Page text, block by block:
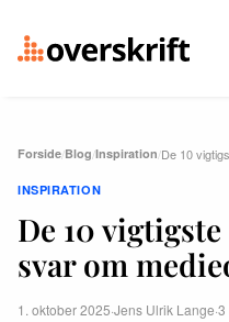
Forside/Blog/Inspiration/De 10
INSPIRATION
De 10
svar om
1. oktober 2025·Jens Ulrik Lange·3